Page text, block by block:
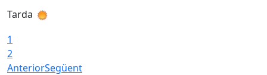
Tarda
1
2
AnteriorSegüent